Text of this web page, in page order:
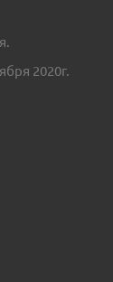
2020г.